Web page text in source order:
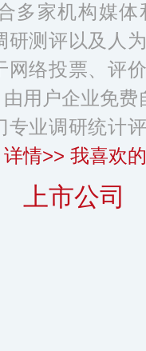
多家机构媒
研测评以及人
网络投票、评
用户企业免
专业调研统计
详情>> 我喜欢
上市公司